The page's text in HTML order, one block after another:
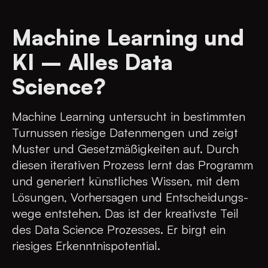
Machine Learning und
KI – Alles Data
Science?
Machine Learning untersucht in bestimmten
Turnussen riesige Datenmengen und zeigt
Muster und Gesetzmäßigkeiten auf. Durch
diesen iterativen Prozess lernt das Programm
und generiert künstliches Wissen, mit dem
Lösungen, Vorhersagen und Entscheidungs­
wege entstehen. Das ist der kreativste Teil
des Data Science Prozesses. Er birgt ein
riesiges Erkenntnispotential.